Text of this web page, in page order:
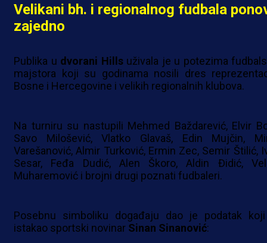
Velikani bh. i regionalnog fudbala
zajedno
Publika u dvorani Hillsuživala je u potezima
majstora koji su godinama nosili dres
Bosne i Hercegovine i velikih regionalnih klubova.
Na turniru su nastupili Mehmed Baždarević, Elvir
Savo Milošević, Vlatko Glavaš, Edin Mujčin,
Varešanović, Almir Turković, Ermin Zec, Semir Štilić,
Sesar, Feđa Dudić, Alen Škoro, Aldin Đidić,
Muharemović i brojni drugi poznati fudbaleri.
Posebnu simboliku događaju dao je podatak
istakao sportski novinar Sinan Sinanović: